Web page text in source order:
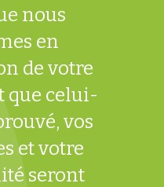
nous
en
de votre
que celui-
vos
et votre
seront